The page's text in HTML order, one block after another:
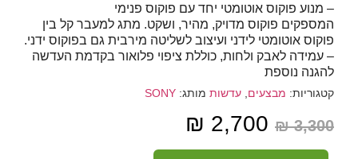
– מנוע פוקוס אוטומטי יחד עם פוקוס פנימי
המספקים פוקוס מדויק, מהיר, ושקט. מתג למעבר קל בין
פוקוס אוטומטי לידני ועיצוב לשליטה מירבית גם בפוקוס ידני.
– עמידה לאבק ולחות, כוללת ציפוי פלואור בקדמת העדשה
להגנה נוספת
קטגוריות: מבצעים עדשות מותג: SONY
₪3,300
₪ 2,700